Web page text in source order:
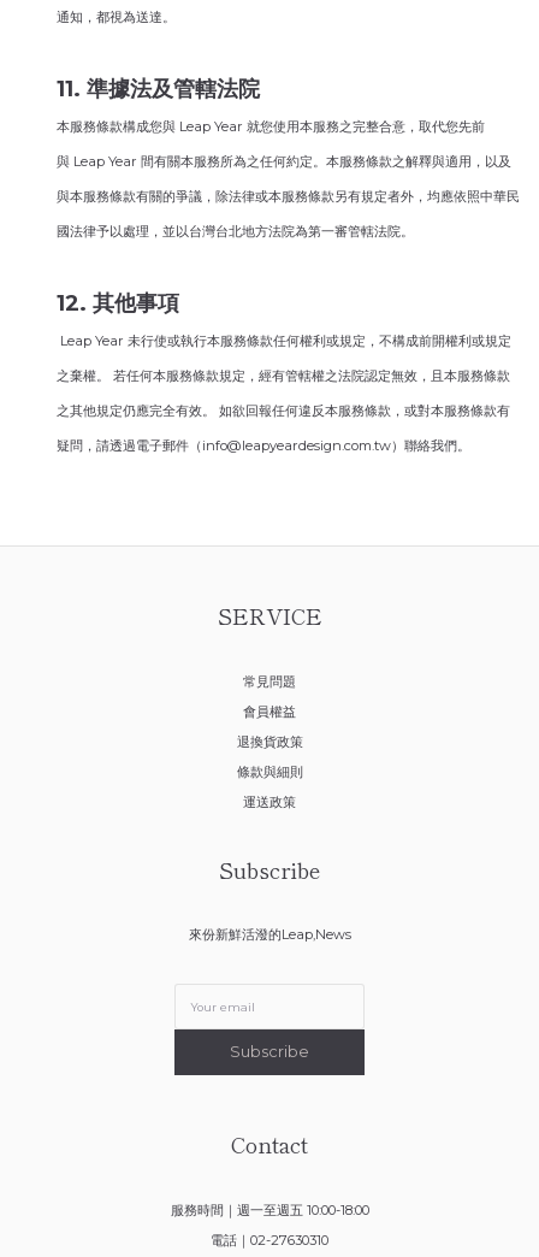
通知，都視為送達。
11. 準據法及管轄法院
本服務條款構成您與 Leap Year 就您使用本服務之完整合意，取代您先前
與 Leap Year 間有關本服務所為之任何約定。本服務條款之解釋與適用，以及
與本服務條款有關的爭議，除法律或本服務條款另有規定者外，均應依照中華民
國法律予以處理，並以台灣台北地方法院為第一審管轄法院。
12. 其他事項
Leap Year 未行使或執行本服務條款任何權利或規定，不構成前開權利或規定
之棄權。 若任何本服務條款規定，經有管轄權之法院認定無效，且本服務條款
之其他規定仍應完全有效。 如欲回報任何違反本服務條款，或對本服務條款有
疑問，請透過電子郵件（info@leapyeardesign.com.tw）聯絡我們。
SERVICE
常見問題
會員權益
退換貨政策
條款與細則
運送政策
Subscribe
來份新鮮活潑的Leap,News
Subscribe
Contact
服務時間｜週一至週五 10:00-18:00
電話｜02-27630310